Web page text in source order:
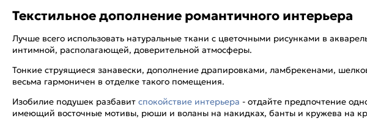
Текстильное дополнение романтичного интерьера
Лучше всего использовать натуральные ткани с цветочными рисунками в
интимной, располагающей, доверительной атмосферы.
Тонкие струящиеся занавески, дополнение драпировками, ламбрекенами,
весьма гармоничен в отделке такого помещения.
Изобилие подушек разбавит спокойствие интерьера - отдайте предпочтение
имеющий восточные мотивы, рюши и воланы на накидках, банты и кружева на